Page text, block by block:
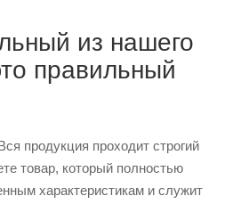
из нашего
правильный
продукция проходит строгий
товар, который полностью
характеристикам и служит